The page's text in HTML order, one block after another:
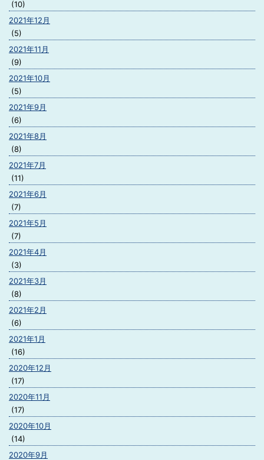
(10)
2021年12月
(5)
2021年11月
(9)
2021年10月
(5)
2021年9月
(6)
2021年8月
(8)
2021年7月
(11)
2021年6月
(7)
2021年5月
(7)
2021年4月
(3)
2021年3月
(8)
2021年2月
(6)
2021年1月
(16)
2020年12月
(17)
2020年11月
(17)
2020年10月
(14)
2020年9月